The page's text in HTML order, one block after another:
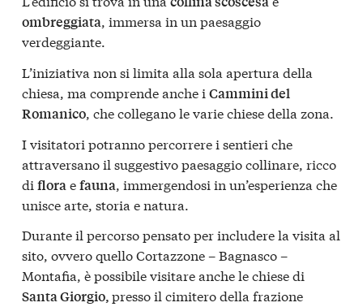
ombreggiata, immersa in un paesaggio
verdeggiante.
L’iniziativa non si limita alla sola apertura della
chiesa, ma comprende anche i Cammini del
Romanico, che collegano le varie chiese della zona.
I visitatori potranno percorrere i sentieri che
attraversano il suggestivo paesaggio collinare, ricco
di floraefauna, immergendosi in un’esperienza che
unisce arte, storia e natura.
Durante il percorso pensato per includere la visita al
sito, ovvero quello Cortazzone – Bagnasco –
Montafia, è possibile visitare anche le chiese di
Santa Giorgio,presso il cimitero della frazione